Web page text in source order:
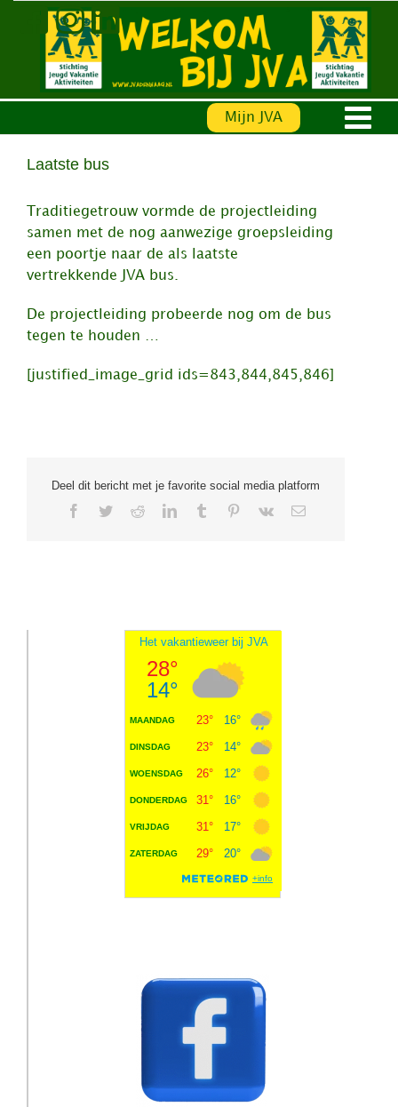
Mijn JVA
Laatste bus
Traditiegetrouw vormde de projectleiding
samen met de nog aanwezige groepsleiding
een poortje naar de als laatste
vertrekkende JVA bus.
De projectleiding probeerde nog om de bus
tegen te houden …
[justified_image_grid ids=843,844,845,846]
Deel dit bericht met je favorite social media platform
Facebook
TwitterRedditLinkedInTumblr Pinterest
Vk
E-